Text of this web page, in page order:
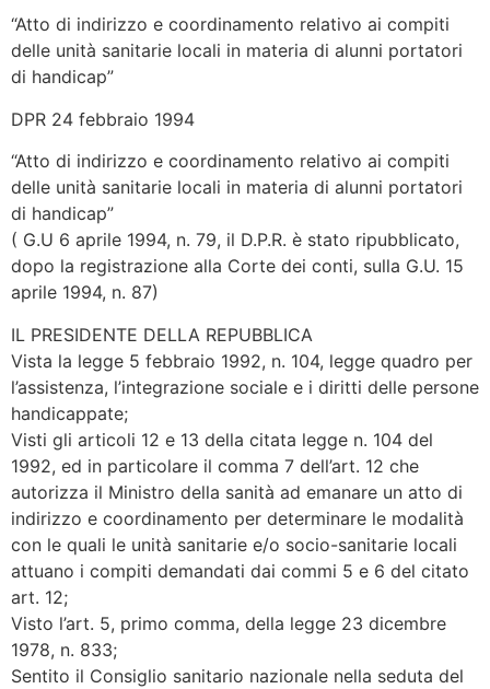
“Atto di indirizzo e coordinamento relativo ai compiti
delle unità sanitarie locali in materia di alunni portatori
di handicap”
DPR 24 febbraio 1994
“Atto di indirizzo e coordinamento relativo ai compiti
delle unità sanitarie locali in materia di alunni portatori
di handicap”
( G.U 6 aprile 1994, n. 79, il D.P.R. è stato ripubblicato,
dopo la registrazione alla Corte dei conti, sulla G.U. 15
aprile 1994, n. 87)
IL PRESIDENTE DELLA REPUBBLICA
Vista la legge 5 febbraio 1992, n. 104, legge quadro per
l’assistenza, l’integrazione sociale e i diritti delle persone
handicappate;
Visti gli articoli 12 e 13 della citata legge n. 104 del
1992, ed in particolare il comma 7 dell’art. 12 che
autorizza il Ministro della sanità ad emanare un atto di
indirizzo e coordinamento per determinare le modalità
con le quali le unità sanitarie e/o socio-sanitarie locali
attuano i compiti demandati dai commi 5 e 6 del citato
art. 12;
Visto l’art. 5, primo comma, della legge 23 dicembre
1978, n. 833;
Sentito il Consiglio sanitario nazionale nella seduta del